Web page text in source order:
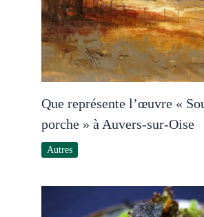
Que représente l’œuvre «
porche » à Auvers-sur-Oise
Autres